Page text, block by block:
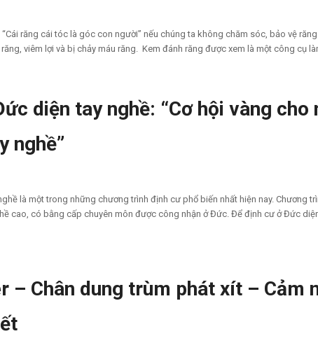
răng cái tóc là góc con người” nếu chúng ta không chăm sóc, bảo vệ
viêm lợi và bị chảy máu răng. Kem đánh răng được xem là một công cụ
diện tay nghề: “Cơ hội vàng cho
nghề”
là một trong những chương trình định cư phổ biến nhất hiện nay. Chương
cao, có bằng cấp chuyên môn được công nhận ở Đức. Để định cư ở Đức
– Chân dung trùm phát xít – Cảm